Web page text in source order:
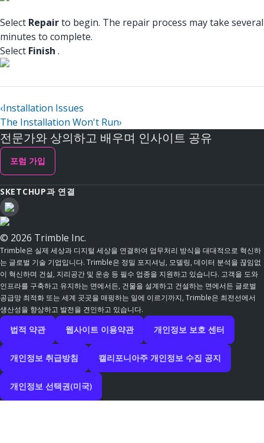
Select Repairto begin. The repair process may take several
minutes to complete.
Select Finish .
‹Installation Issues
The Installation Won't Run›
전문가와 상의하고 배우며 인사이트 공유
포럼 가입
SKETCHUP과 연결
© 2026 Trimble Inc.
Trimble은 실제 세상과 디지털 세상을 연결하여 업무처리 방식을 대대적으로 혁신하
는 글로벌 기술 기업입니다. Trimble은 정밀 포지셔닝, 모델링, 데이터 분석을 끊임없
이 혁신하며 건설, 지리공간 및 운송 등 필수 업종을 지원하고 있습니다. 고객을 도와
인프라를 구축하고 유지하는 면에서든, 건물을 설계하고 건설하는 면에서든 글로벌
공급망 최적화 또는 세계 곳곳을 매핑하는 일에 이르기까지, Trimble은 최전선에서
생산성을 향상하고 발전을 견인하고 있습니다.
법적 약관 웹사이트 이용약관 개인정보 보호 센터
개인정보 취급방침 캘리포니아주 개인정보 수집 공지
개인정보 선택권(미국)